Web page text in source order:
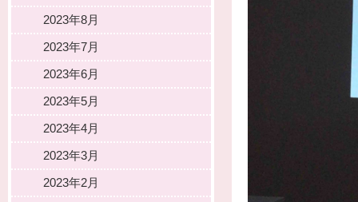
2023年8月
2023年7月
2023年6月
2023年5月
2023年4月
2023年3月
2023年2月